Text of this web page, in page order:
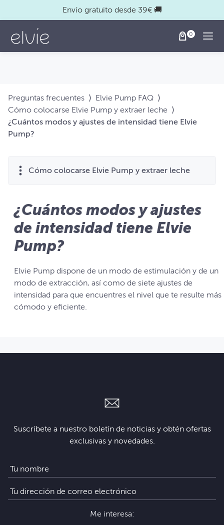
Envío gratuito desde 39€ 🚚
Preguntas frecuentes ⟩ Elvie Pump FAQ ⟩
Cómo colocarse Elvie Pump y extraer leche ⟩
¿Cuántos modos y ajustes de intensidad tiene Elvie
Pump?
Cómo colocarse Elvie Pump y extraer leche
¿Cuántos modos y ajustes
de intensidad tiene Elvie
Pump?
Elvie Pump dispone de un modo de estimulación y de un
modo de extracción, así como de siete ajustes de
intensidad para que encuentres el nivel que te resulte más
cómodo y eficiente.
Suscríbete a nuestro boletín de noticias y obtén ofertas
exclusivas y novedades.
Me interesa: